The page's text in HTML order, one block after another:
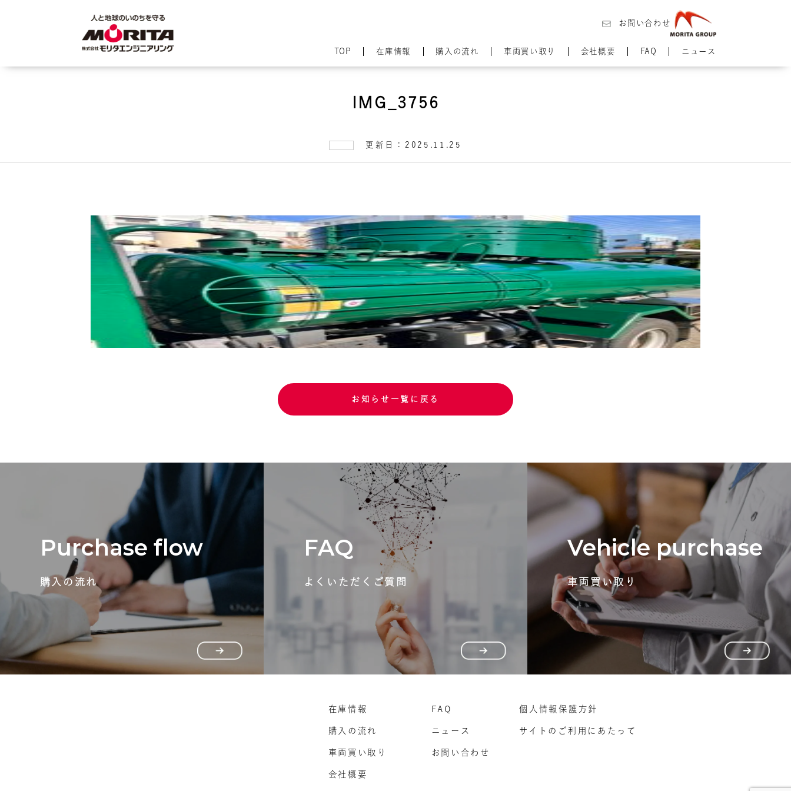
お問い合わせ
TOP 在庫情報 購入の流れ 車両買い取り 会社概要 FAQ ニュース
IMG_3756
更新日：2025.11.25
お知らせ一覧に戻る
Purchase flow
購入の流れ
FAQ
よくいただくご質問
Vehicle purchase
車両買い取り
在庫情報
購入の流れ
車両買い取り
会社概要
FAQ
ニュース
お問い合わせ
個人情報保護方針
サイトのご利用にあたって